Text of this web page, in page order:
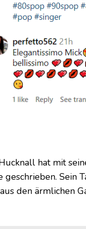
hat mit
Sein
den ärmlichen